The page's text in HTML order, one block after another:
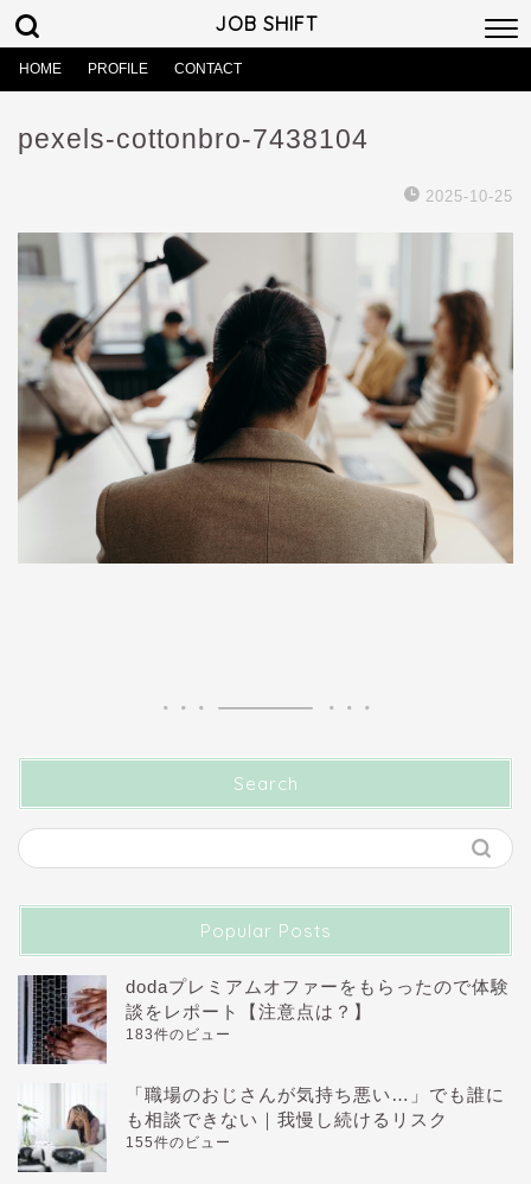
JOB SHIFT
HOME PROFILE CONTACT
pexels-cottonbro-7438104
2025-10-25
Search
Popular Posts
dodaプレミアムオファーをもらったので体験
談をレポート【注意点は？】
183件のビュー
「職場のおじさんが気持ち悪い…」でも誰に
も相談できない｜我慢し続けるリスク
155件のビュー